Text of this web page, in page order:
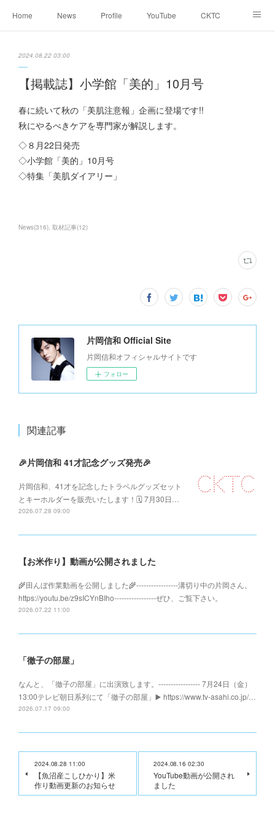
Home News Profile YouTube CKTC
2024.08.22 03:00
【掲載誌】小学館「美的」10月号
春に続いて秋の「美肌注意報」企画に登場です!!
秋にやるべきケアを専門家が解説します。
◇８月22日発売
◇小学館「美的」10月号
◇特集「美肌ダイアリー」
News(316) 取材記事(12)
片岡信和 Official Site
片岡信和オフィシャルサイトです
フォロー
関連記事
🎉片岡信和 41才記念グッズ発売🎉
片岡信和、41才を記念したトラベルグッズセット
とキーホルダーを販売いたします！🗓️ 7月30日…
2026.07.28 09:00
【お米作り】動画が公開されました
🌾田んぼ作業動画を公開しました🌾-----------------溝切り中の片岡さん。
https://youtu.be/z9sICYnBIho-----------------ぜひ、ご覧下さい。
2026.07.22 11:00
「徹子の部屋」
なんと、「徹子の部屋」に出演致します。----------------- 7月24日（金）
13:00テレビ朝日系列にて「徹子の部屋」▶️ https://www.tv-asahi.co.jp/…
2026.07.17 09:00
2024.08.28 11:00
【魚沼産こしひかり】米
作り動画更新のお知らせ
2024.08.16 02:30
YouTube動画が公開され
ました